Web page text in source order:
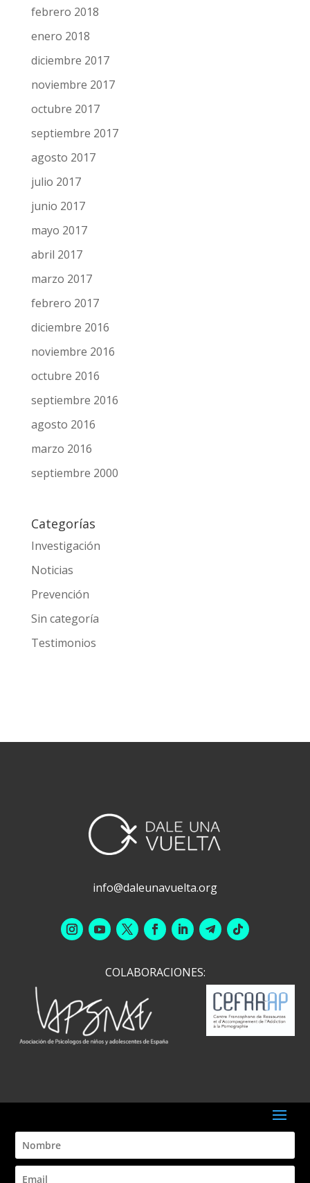
abril 2018
marzo 2018
febrero 2018
enero 2018
diciembre 2017
noviembre 2017
octubre 2017
septiembre 2017
agosto 2017
julio 2017
junio 2017
mayo 2017
abril 2017
marzo 2017
febrero 2017
diciembre 2016
noviembre 2016
octubre 2016
septiembre 2016
agosto 2016
septiembre 2000
Categorías
Investigación
Noticias
Prevención
info@daleunavuelta.org
COLABORACIONES: